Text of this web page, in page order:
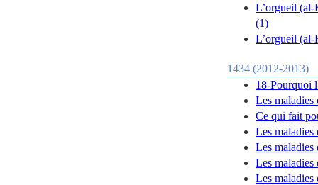
L’orgueil (al-
(1)
L’orgueil
1434 (2012-2013)
18-Pourquoi
Les
Ce qui fait
Les
Les
Les
Les